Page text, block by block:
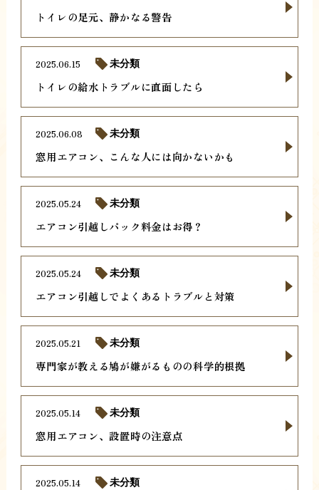
トイレの足元、静かなる警告
トイレの給水トラブルに直面したら
2025.06.15 未分類
窓用エアコン、こんな人には向かないかも
2025.06.08 未分類
エアコン引越しパック料金はお得？
2025.05.24 未分類
エアコン引越しでよくあるトラブルと対策
2025.05.24 未分類
専門家が教える鳩が嫌がるものの科学的根拠
2025.05.21 未分類
窓用エアコン、設置時の注意点
2025.05.14 未分類
2025.05.14 未分類